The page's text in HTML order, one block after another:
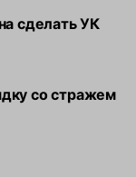
сделать УК
со стражем